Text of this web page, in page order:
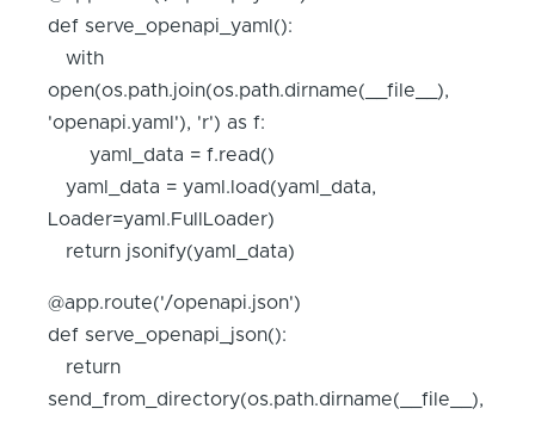
def serve_openapi_yaml():
with
open(os.path.join(os.path.dirname(__file__),
'openapi.yaml'), 'r') as f:
yaml_data = f.read()
yaml_data = yaml.load(yaml_data,
Loader=yaml.FullLoader)
return jsonify(yaml_data)
@app.route('/openapi.json')
def serve_openapi_json():
return
send_from_directory(os.path.dirname(__file__),